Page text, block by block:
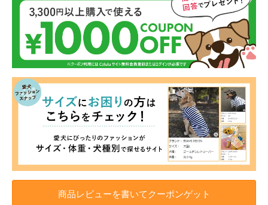
商品レビューを書いてクーポンゲット